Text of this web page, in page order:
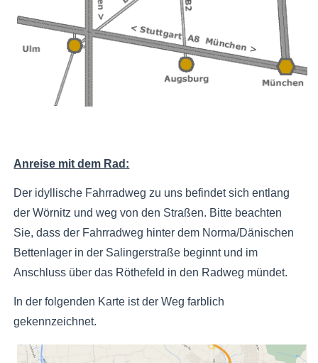
Anreise mit dem Rad:
Der idyllische Fahrradweg zu uns befindet sich entlang
der Wörnitz und weg von den Straßen. Bitte beachten
Sie, dass der Fahrradweg hinter dem Norma/Dänischen
Bettenlager in der Salingerstraße beginnt und im
Anschluss über das Röthefeld in den Radweg mündet.
In der folgenden Karte ist der Weg farblich
gekennzeichnet.